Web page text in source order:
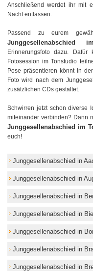
Anschließend werdet ihr mit
Nacht entlassen.
Passend zu eurem
Erinnerungsfoto dazu.
Fotosession im Tonstudio
Pose präsentieren könnt in
Foto wird nach dem
zusätzlichen CDs gestaltet.
Schwirren jetzt schon diverse
miteinander verbinden? Dann
Junggesellenabschied im
euch!
Junggesellenabschied in
Junggesellenabschied in
Junggesellenabschied in
Junggesellenabschied in
Junggesellenabschied in
Junggesellenabschied in
Junggesellenabschied in